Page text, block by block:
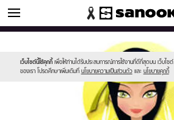
ดูดวง
เว็บไซต์นี้ใช้คุกกี้ เพื่อให้ท่านได้รับประสบการณ์การใช้งานที่ดีที่สุดบน เว็บไซต์
ของเรา โปรดศึกษาเพิ่มเติมที่ นโยบายความเป็นส่วนตัว และ นโยบายคุกกี้
sanook.png